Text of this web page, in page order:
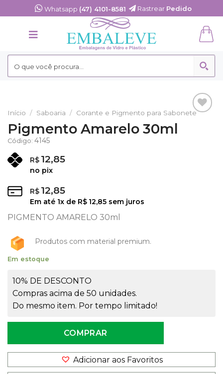
to
content
Whatsapp (47) 4101-8581 Rastrear Pedido
Início / Saboaria / Corante e Pigmento para Sabonete
Pigmento Amarelo 30ml
Código: 4145
R$ 12,85
no pix
R$ 12,85
Em até 1x de R$ 12,85 sem juros
PIGMENTO AMARELO 30ml
Produtos com material premium.
Em estoque
10% DE DESCONTO
Compras acima de 50 unidades.
Do mesmo item. Por tempo limitado!
COMPRAR
Adicionar aos Favoritos